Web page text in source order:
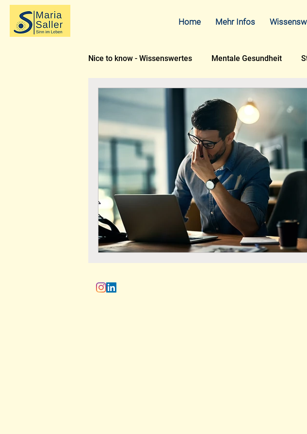
Home Mehr Infos
Nice to know - Wissenswertes Mentale Gesundheit